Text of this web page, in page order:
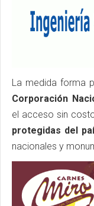
La medida forma
Corporación
el acceso sin
protegidas del
nacionales y